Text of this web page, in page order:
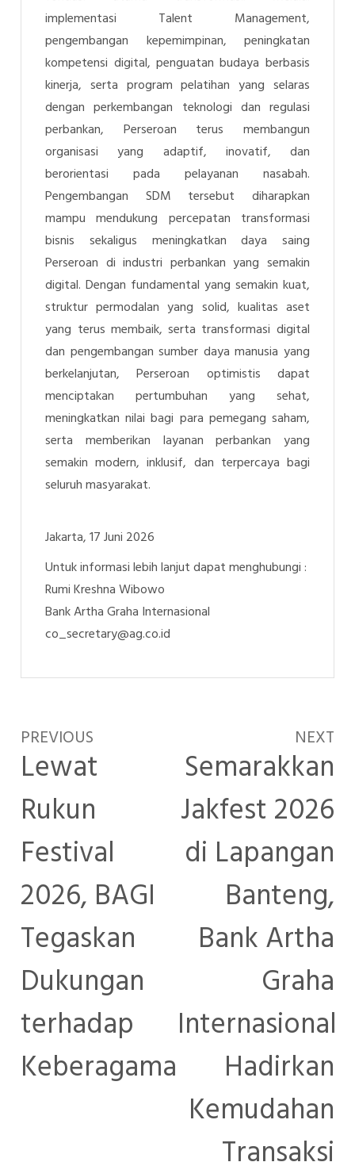
implementasi Talent Management,
pengembangan kepemimpinan, peningkatan
kompetensi digital, penguatan budaya berbasis
kinerja, serta program pelatihan yang selaras
dengan perkembangan teknologi dan regulasi
perbankan, Perseroan terus membangun
organisasi yang adaptif, inovatif, dan
berorientasi pada pelayanan nasabah.
Pengembangan SDM tersebut diharapkan
mampu mendukung percepatan transformasi
bisnis sekaligus meningkatkan daya saing
Perseroan di industri perbankan yang semakin
digital. Dengan fundamental yang semakin kuat,
struktur permodalan yang solid, kualitas aset
yang terus membaik, serta transformasi digital
dan pengembangan sumber daya manusia yang
berkelanjutan, Perseroan optimistis dapat
menciptakan pertumbuhan yang sehat,
meningkatkan nilai bagi para pemegang saham,
serta memberikan layanan perbankan yang
semakin modern, inklusif, dan terpercaya bagi
seluruh masyarakat.
Jakarta, 17 Juni 2026
Untuk informasi lebih lanjut dapat menghubungi :
Rumi Kreshna Wibowo
Bank Artha Graha Internasional
co_secretary@ag.co.id
PREVIOUS
Lewat
Rukun
Festival
2026, BAGI
Tegaskan
Dukungan
terhadap
Keberagaman
NEXT
Semarakkan
Jakfest 2026
di Lapangan
Banteng,
Bank Artha
Graha
Internasional
Hadirkan
Kemudahan